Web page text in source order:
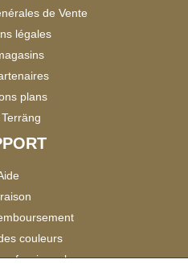
de Vente
légales
plans
couleurs